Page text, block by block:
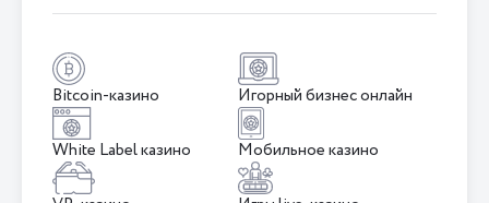
Bitcoin-казино
White Label казино
Игорный бизнес онлайн
Мобильное казино